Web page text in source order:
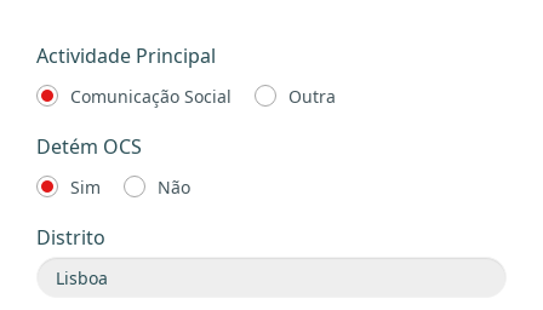
Actividade Principal
Comunicação Social Outra
Detém OCS
Sim Não
Distrito